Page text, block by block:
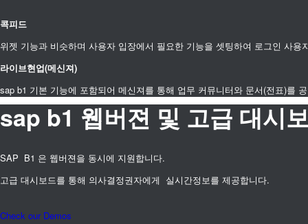
콕피드
위젯 기능과 비슷하며 사용자 입장에서 필요한 기능을 셋팅하여 로그인 사
라이브현업(메신져)
sap b1 기본 기능에 포함되어 메신져를 통해 업무 커뮤니터와 문서(전표)를
sap b1 웹버젼 및 고급 대시
SAP B1 은 웹버젼을 동시에 지원합니다.
고급 대시보드를 통해 의사결정권자에게 실시간정보를 제공합니다.
Check our Demos